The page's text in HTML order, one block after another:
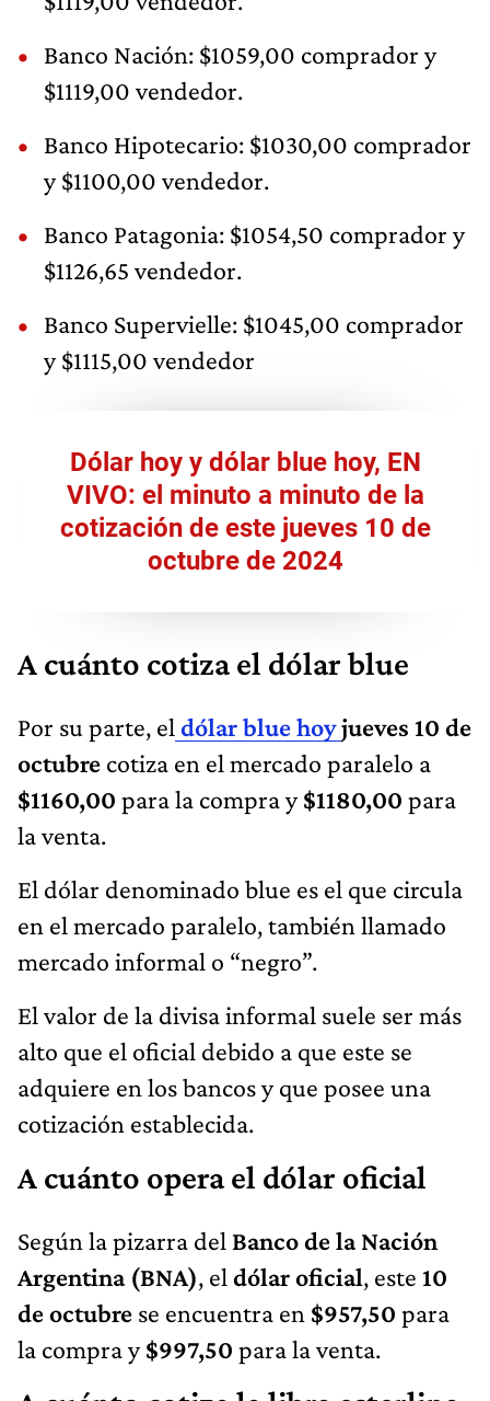
Banco Nación: $1059,00 comprador y
$1119,00 vendedor.
Banco Hipotecario: $1030,00 comprador
y $1100,00 vendedor.
Banco Patagonia: $1054,50 comprador y
$1126,65 vendedor.
Banco Supervielle: $1045,00 comprador
y $1115,00 vendedor
Dólar hoy y dólar blue hoy, EN
VIVO: el minuto a minuto de la
cotización de este jueves 10 de
octubre de 2024
A cuánto cotiza el dólar blue
Por su parte, el dólar blue hoyjueves 10 de
octubre cotiza en el mercado paralelo a
$1160,00 para la compra y$1180,00 para
la venta.
El dólar denominado blue es el que circula
en el mercado paralelo, también llamado
mercado informal o “negro”.
El valor de la divisa informal suele ser más
alto que el oficial debido a que este se
adquiere en los bancos y que posee una
cotización establecida.
A cuánto opera el dólar oficial
Según la pizarra del Banco de la Nación
Argentina (BNA), el dólar oficial, este 10
de octubre se encuentra en $957,50 para
la compra y$997,50 para la venta.